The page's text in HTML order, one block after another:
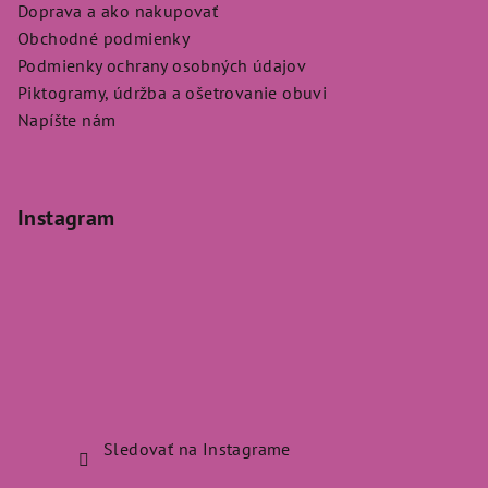
Doprava a ako nakupovať
Obchodné podmienky
Podmienky ochrany osobných údajov
Piktogramy, údržba a ošetrovanie obuvi
Napíšte nám
Instagram
Sledovať na Instagrame